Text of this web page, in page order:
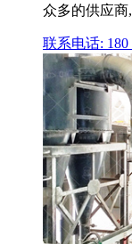
众多的供应商
联系电话: 180